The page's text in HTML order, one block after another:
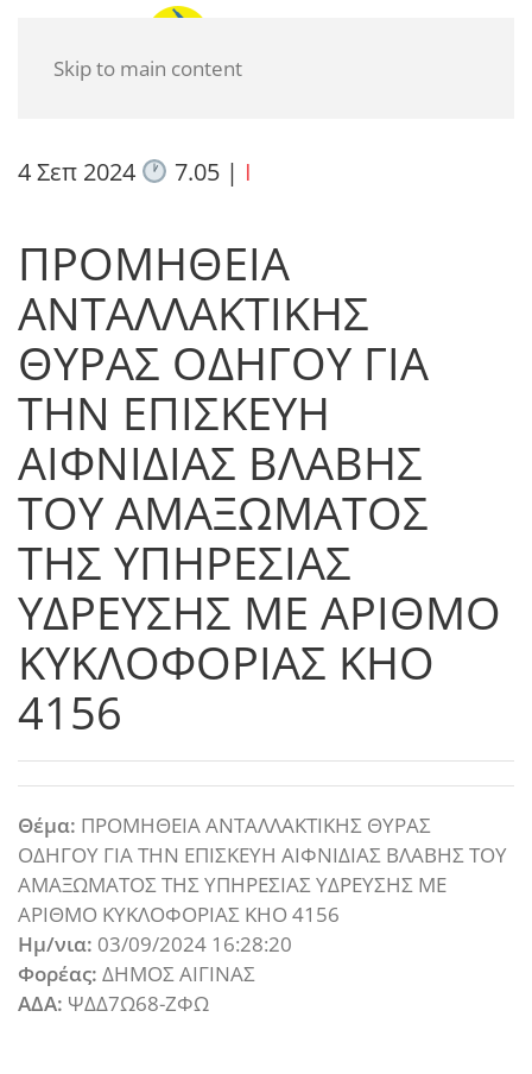
Skip to main content
4 Σεπ 2024 7.05| I
ΠΡΟΜΗΘΕΙΑ
ΑΝΤΑΛΛΑΚΤΙΚΗΣ
ΘΥΡΑΣ ΟΔΗΓΟΥ ΓΙΑ
ΤΗΝ ΕΠΙΣΚΕΥΗ
ΑΙΦΝΙΔΙΑΣ ΒΛΑΒΗΣ
ΤΟΥ ΑΜΑΞΩΜΑΤΟΣ
ΤΗΣ ΥΠΗΡΕΣΙΑΣ
ΥΔΡΕΥΣΗΣ ΜΕ ΑΡΙΘΜΟ
ΚΥΚΛΟΦΟΡΙΑΣ ΚΗΟ
4156
Θέμα: ΠΡΟΜΗΘΕΙΑ ΑΝΤΑΛΛΑΚΤΙΚΗΣ ΘΥΡΑΣ
ΟΔΗΓΟΥ ΓΙΑ ΤΗΝ ΕΠΙΣΚΕΥΗ ΑΙΦΝΙΔΙΑΣ ΒΛΑΒΗΣ ΤΟΥ
ΑΜΑΞΩΜΑΤΟΣ ΤΗΣ ΥΠΗΡΕΣΙΑΣ ΥΔΡΕΥΣΗΣ ΜΕ
ΑΡΙΘΜΟ ΚΥΚΛΟΦΟΡΙΑΣ ΚΗΟ 4156
Ημ/νια: 03/09/2024 16:28:20
Φορέας: ΔΗΜΟΣ ΑΙΓΙΝΑΣ
ΑΔΑ: ΨΔΔ7Ω68-ΖΦΩ